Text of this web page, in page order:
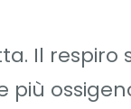
Il respiro
più